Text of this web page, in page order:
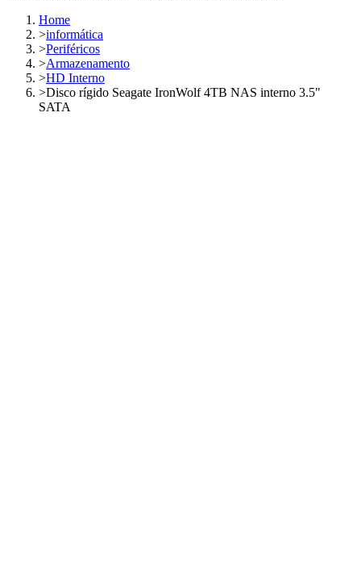
Home
>informática
>Periféricos
>Armazenamento
>HD Interno
>Disco rígido Seagate IronWolf 4TB NAS interno 3.5"
SATA